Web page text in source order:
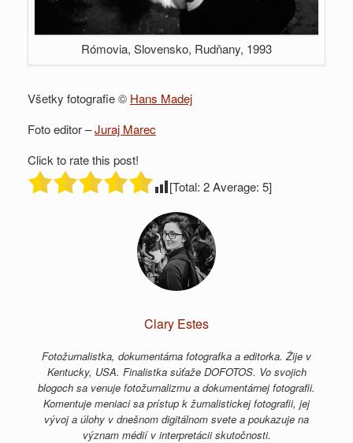
Rómovia, Slovensko, Rudňany, 1993
Všetky fotografie © Hans Madej
Foto editor –Juraj Marec
Click to rate this post!
[Total: 2Average: 5]
Clary Estes
Fotožurnalistka, dokumentárna fotografka a editorka. Žije v
Kentucky, USA. Finalistka súťaže DOFOTOS. Vo svojich
blogoch sa venuje fotožurnalizmu a dokumentárnej fotografii.
Komentuje meniaci sa prístup k žurnalistickej fotografii, jej
vývoj a úlohy v dnešnom digitálnom svete a poukazuje na
význam médií v interpretácii skutočnosti.